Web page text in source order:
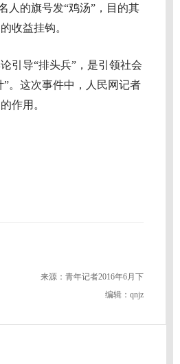
人的旗号发“鸡汤”，目的其
收益挂钩。
导“排头兵”，是引领社会
。这次事件中，人民网记者
作用。
来源：青年记者2016年6月下
编辑：qnjz